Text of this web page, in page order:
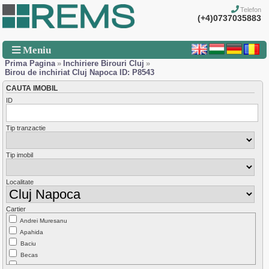
Telefon
(+4)0737035883
Meniu
Prima Pagina » Inchiriere Birouri Cluj »
Birou de inchiriat Cluj Napoca ID: P8543
CAUTA IMOBIL
ID
Tip tranzactie
Tip imobil
Localitate
Cartier
Andrei Muresanu
Apahida
Baciu
Becas
Borhanci